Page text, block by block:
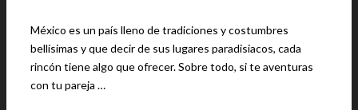
México es un país lleno de tradiciones y costumbres
bellísimas y que decir de sus lugares paradisiacos, cada
rincón tiene algo que ofrecer. Sobre todo, si te aventuras
con tu pareja …